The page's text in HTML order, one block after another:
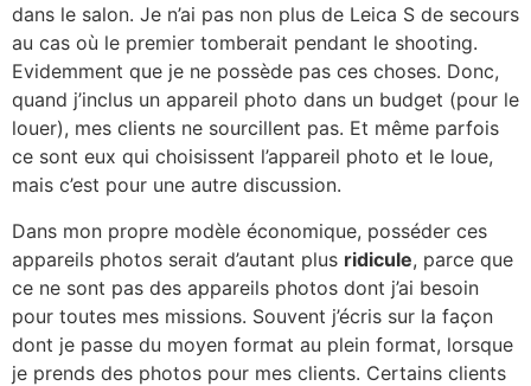
dans le salon. Je n’ai pas non plus de Leica S de secours
au cas où le premier tomberait pendant le shooting.
Evidemment que je ne possède pas ces choses. Donc,
quand j’inclus un appareil photo dans un budget (pour le
louer), mes clients ne sourcillent pas. Et même parfois
ce sont eux qui choisissent l’appareil photo et le loue,
mais c’est pour une autre discussion.
Dans mon propre modèle économique, posséder ces
appareils photos serait d’autant plus ridicule, parce que
ce ne sont pas des appareils photos dont j’ai besoin
pour toutes mes missions. Souvent j’écris sur la façon
dont je passe du moyen format au plein format, lorsque
je prends des photos pour mes clients. Certains clients